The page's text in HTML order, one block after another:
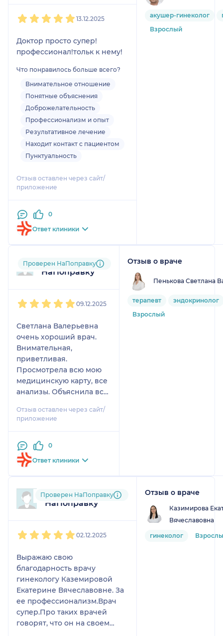
13.12.2025
Доктор просто супер!
профессионал!тольк к нему!
Что понравилось больше всего?
Внимательное отношение
Понятные объяснения
Доброжелательность
Профессионализм и опыт
Результативное лечение
Находит контакт с пациентом
Пунктуальность
Отзыв оставлен через сайт/
приложение
0
Ответ клиники
акушер-гинеколог
Взрослый
Пользователь
НаПоправку
Проверен НаПоправку
09.12.2025
Светлана Валерьевна
очень хороший врач.
Внимательная,
приветливая.
Просмотрела всю мою
медицинскую карту, все
анализы. Объяснила всё
назначила преппараты.
Побольше бы таких
врачей! Спасибо
большое!
Отзыв оставлен через сайт/
приложение
0
Ответ клиники
Отзыв о враче
Пенькова Светлана
терапевт
эндокринолог
Взрослый
Пользователь
НаПоправку
Проверен НаПоправку
02.12.2025
Выражаю свою
благодарность врачу
гинекологу Каземировой
Екатерине Вячеславовне. За
ее профессионализм.Врач
супер.Про таких врачей
говорят, что он на своем
Отзыв о враче
Казимирова
Вячеславовна
гинеколог